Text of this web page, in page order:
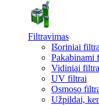
Filtravimas
Išoriniai
Pakabinami
Vidiniai
UV filtrai
Osmoso
Užpildai,